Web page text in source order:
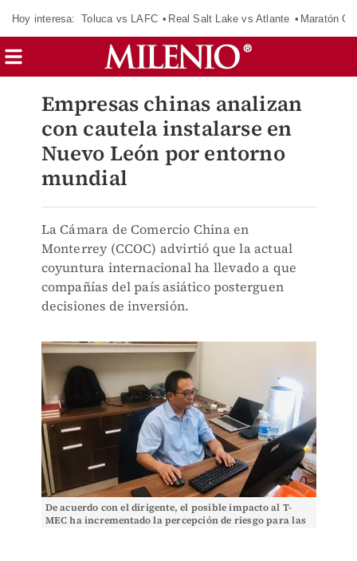
Hoy interesa: Toluca vs LAFC Real Salt Lake vs Atlante Maratón
Empresas chinas analizan
con cautela instalarse en
Nuevo León por entorno
mundial
La Cámara de Comercio China en
Monterrey (CCOC) advirtió que la actual
coyuntura internacional ha llevado a que
compañías del país asiático posterguen
decisiones de inversión.
De acuerdo con el dirigente, el posible impacto al T-
MEC ha incrementado la percepción de riesgo para las